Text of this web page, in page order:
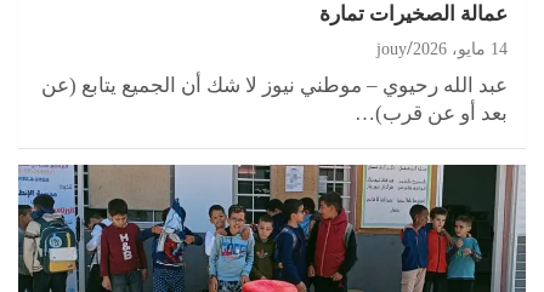
عمالة الصخيرات تمارة
14 مايو، 2026 jouy
عبد الله رحيوي – موطني نيوز لا شك أن الجميع يتابع (عن
بعد أو عن قرب)…